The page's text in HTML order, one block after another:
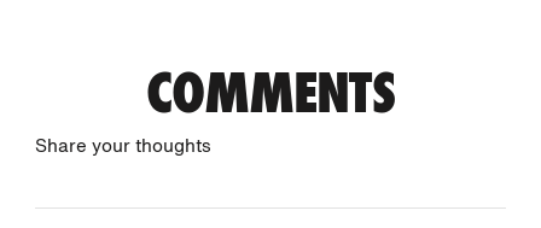
COMMENTS
Share your thoughts